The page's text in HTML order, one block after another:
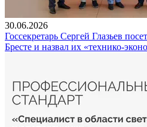
30.06.2026
Госсекретарь Сергей Глазьев
Бресте и назвал их «технико-